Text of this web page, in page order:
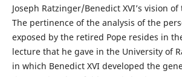
Joseph Ratzinger/Benedict XVI’s vision
The pertinence of the analysis of the
exposed by the retired Pope resides in
lecture that he gave in the University of
in which Benedict XVI developed the